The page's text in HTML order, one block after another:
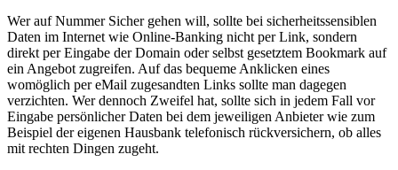
Wer auf Nummer Sicher gehen will, sollte bei sicherheitssensiblen
Daten im Internet wie Online-Banking nicht per Link, sondern
direkt per Eingabe der Domain oder selbst gesetztem Bookmark auf
ein Angebot zugreifen. Auf das bequeme Anklicken eines
womöglich per eMail zugesandten Links sollte man dagegen
verzichten. Wer dennoch Zweifel hat, sollte sich in jedem Fall vor
Eingabe persönlicher Daten bei dem jeweiligen Anbieter wie zum
Beispiel der eigenen Hausbank telefonisch rückversichern, ob alles
mit rechten Dingen zugeht.